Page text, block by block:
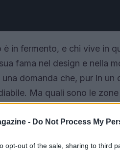
- Do Not Process My
opt-out of the sale, sharing to third
in fermento, e chi vive in
fama nel design e nella
domanda che, pur in un
Ma quali sono le
insieme!